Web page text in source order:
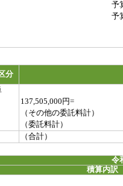
予
予
分
137,505,000円=
（その他の委託料計）
（委託料計）
（合計）
令
積算内訳